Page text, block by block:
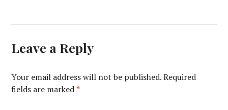
Leave a Reply
Your email address will not be published. Required
fields are marked*